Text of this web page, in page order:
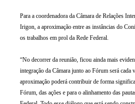
Para a coordenadora da Câmara de Relações
Irigon, a aproximação entre as instâncias do
os trabalhos em prol da Rede Federal.
“No decorrer da reunião, ficou ainda mais
integração da Câmara junto ao Fórum será cada
aproximação poderá contribuir de forma
Fórum, das ações e para o alinhamento das